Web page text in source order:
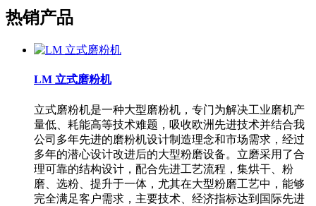
热销产品
LM 立式磨粉机
立式磨粉机是一种大型磨粉机，专门为解决工业磨机产
量低、耗能高等技术难题，吸收欧洲先进技术并结合我
公司多年先进的磨粉机设计制造理念和市场需求，经过
多年的潜心设计改进后的大型粉磨设备。立磨采用了合
理可靠的结构设计，配合先进工艺流程，集烘干、粉
磨、选粉、提升于一体，尤其在大型粉磨工艺中，能够
完全满足客户需求，主要技术、经济指标达到国际先进